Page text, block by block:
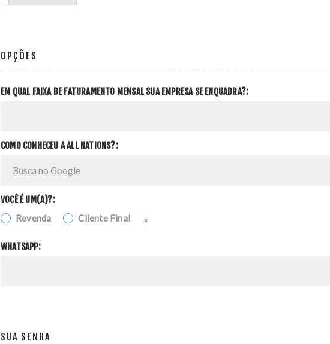
OPÇÕES
EM QUAL FAIXA DE FATURAMENTO MENSAL SUA EMPRESA SE ENQUADRA?:
COMO CONHECEU A ALL NATIONS?:
VOCÊ É UM(A)?:
Revenda Cliente Final *
WHATSAPP:
SUA SENHA